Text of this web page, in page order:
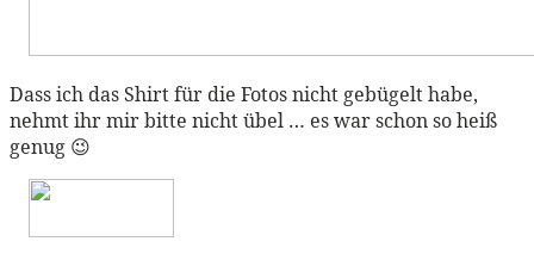
Dass ich das Shirt für die Fotos nicht gebügelt habe,
nehmt ihr mir bitte nicht übel … es war schon so heiß
genug 😉